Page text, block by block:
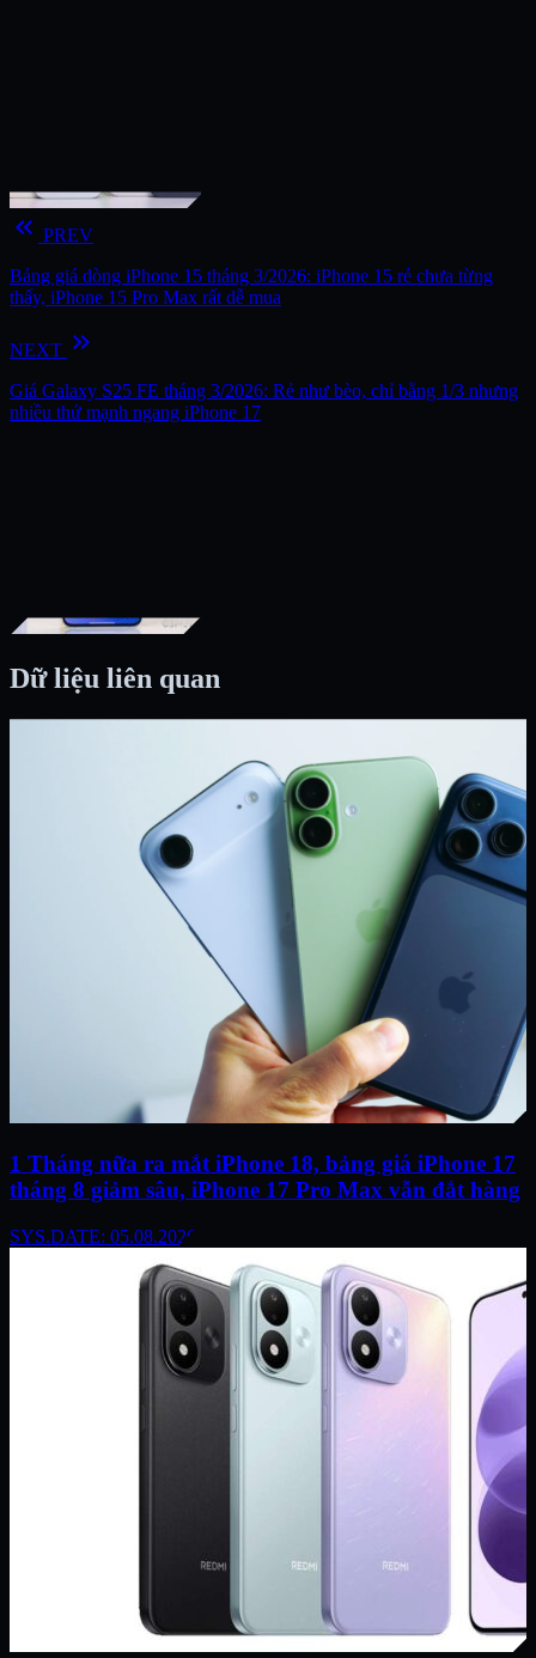
keyboard_double_arrow_left PREV
Bảng giá dòng iPhone 15 tháng 3/2026: iPhone 15 rẻ chưa từng
thấy, iPhone 15 Pro Max rất dễ mua
NEXT keyboard_double_arrow_right
Giá Galaxy S25 FE tháng 3/2026: Rẻ như bèo, chỉ bằng 1/3 nhưng
nhiều thứ mạnh ngang iPhone 17
Dữ liệu liên quan
1 Tháng nữa ra mắt iPhone 18, bảng giá iPhone 17
tháng 8 giảm sâu, iPhone 17 Pro Max vẫn đắt hàng
SYS.DATE: 05.08.2026